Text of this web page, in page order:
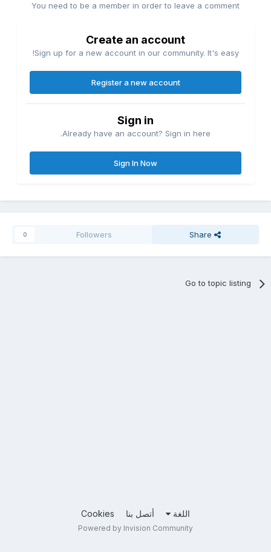
You need to be a member in order to leave a comment
Create an account
Sign up for a new account in our community. It's easy!
Register a new account
Sign in
Already have an account? Sign in here.
Sign In Now
Share
Followers
0
Go to topic listing
اللغة أتصل بنا Cookies
Powered by Invision Community